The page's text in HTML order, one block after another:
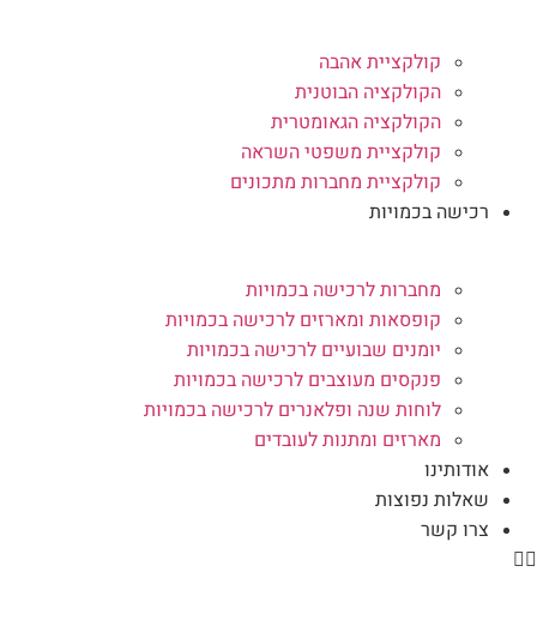
קולקציית אהבה
הקולקציה הבוטנית
הקולקציה הגאומטרית
קולקציית משפטי השראה
קולקציית מחברות מתכונים
רכישה בכמויות
מחברות לרכישה בכמויות
קופסאות ומארזים לרכישה בכמויות
יומנים שבועיים לרכישה בכמויות
פנקסים מעוצבים לרכישה בכמויות
לוחות שנה ופלאנרים לרכישה בכמויות
מארזים ומתנות לעובדים
אודותינו
שאלות נפוצות
צרו קשר